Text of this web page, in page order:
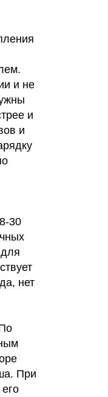
и не
и
и
30
нет
При